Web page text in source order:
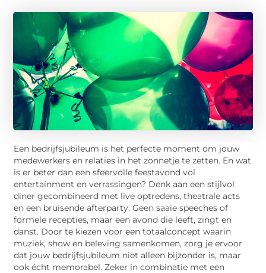
Een bedrijfsjubileum is het perfecte moment om jouw
medewerkers en relaties in het zonnetje te zetten. En wat
is er beter dan een sfeervolle feestavond vol
entertainment en verrassingen? Denk aan een stijlvol
diner gecombineerd met live optredens, theatrale acts
en een bruisende afterparty. Geen saaie speeches of
formele recepties, maar een avond die leeft, zingt en
danst. Door te kiezen voor een totaalconcept waarin
muziek, show en beleving samenkomen, zorg je ervoor
dat jouw bedrijfsjubileum niet alleen bijzonder is, maar
ook écht memorabel. Zeker in combinatie met een